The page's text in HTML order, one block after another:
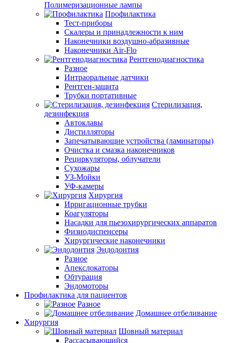
Полимеризационные лампы
Профилактика
Тест-приборы
Скалеры и принадлежности к ним
Наконечники воздушно-абразивные
Наконечники Air-Flo
Рентгенодиагностика
Разное
Интраоральные датчики
Рентген-защита
Трубки портативные
Стерилизация,
дезинфекция
Автоклавы
Дистилляторы
Запечатывающие устройства (ламинаторы)
Очистка и смазка наконечников
Рециркуляторы, облучатели
Сухожары
УЗ-Мойки
УФ-камеры
Хирургия
Ирригационные трубки
Коагуляторы
Насадки для пьезохирургических аппаратов
Физиодиспенсеры
Хирургические наконечники
Эндодонтия
Разное
Апекслокаторы
Обтурация
Эндомоторы
Профилактика для пациентов
Разное
Домашнее отбеливание
Хирургия
Шовный материал
Рассасывающийся